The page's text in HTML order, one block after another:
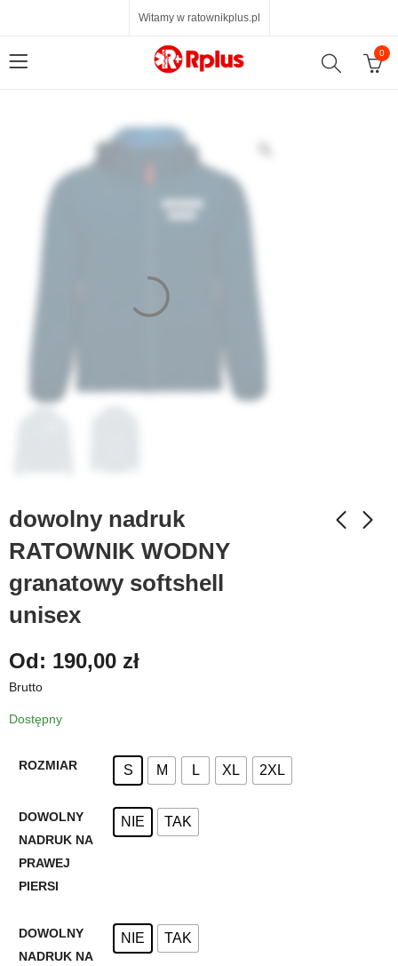
Witamy w ratownikplus.pl
0
dowolny nadruk
RATOWNIK WODNY
granatowy softshell
unisex
Od: 190,00 zł
Brutto
Dostępny
ROZMIAR S M L XL 2XL
DOWOLNY
NADRUK NA
PRAWEJ
PIERSI
NIE TAK
DOWOLNY
NADRUK NA
NIE TAK